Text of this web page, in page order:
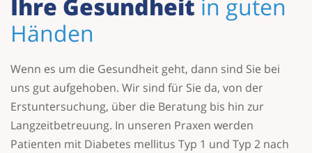
Ihre Gesundheit in guten
Händen
Wenn es um die Gesundheit geht, dann sind Sie bei
uns gut aufgehoben. Wir sind für Sie da, von der
Erstuntersuchung, über die Beratung bis hin zur
Langzeitbetreuung. In unseren Praxen werden
Patienten mit Diabetes mellitus Typ 1 und Typ 2 nach